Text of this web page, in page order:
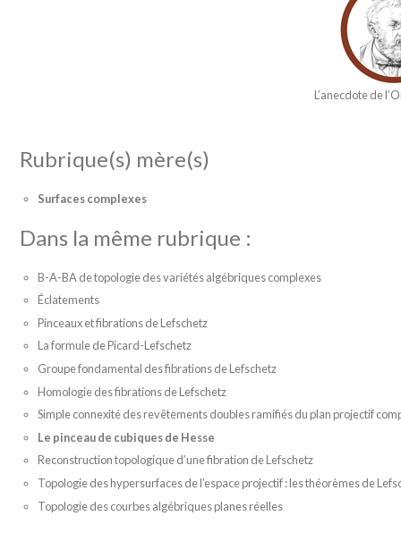
L’anecdote de
Rubrique(s) mère(s)
Surfaces complexes
Dans la même rubrique :
B-A-BA de topologie des variétés algébriques complexes
Éclatements
Pinceaux et fibrations de Lefschetz
La formule de Picard-Lefschetz
Groupe fondamental des fibrations de Lefschetz
Homologie des fibrations de Lefschetz
Simple connexité des revêtements doubles ramifiés du plan projectif
Le pinceau de cubiques de Hesse
Reconstruction topologique d’une fibration de Lefschetz
Topologie des hypersurfaces de l’espace projectif : les théorèmes de
Topologie des courbes algébriques planes réelles